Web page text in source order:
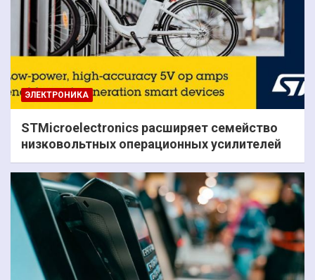
ЭЛЕКТРОНИКА
STMicroelectronics расширяет семейство
низковольтных операционных усилителей